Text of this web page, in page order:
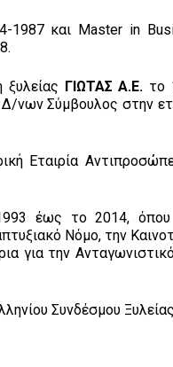
1987 και Master in
ΓΙΩΤΑΣ Α.Ε. το
νων Σύμβουλος στην
Εταιρία
έως το 2014, όπου
Νόμο, την
για την
Συνδέσμου Ξυλείας